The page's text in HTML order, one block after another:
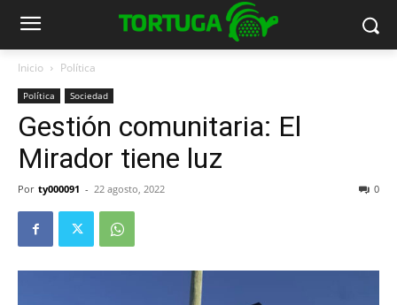
Inicio Política
Política Sociedad
Gestión comunitaria: El
Mirador tiene luz
Por ty000091 - 22 agosto, 2022 0